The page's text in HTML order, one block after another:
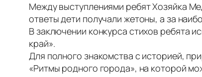
Между выступлениями ребят Хозяйка
ответы дети получали жетоны, а за
В заключении конкурса стихов ребята
край».
Для полного знакомства с историей,
«Ритмы родного города», на которой